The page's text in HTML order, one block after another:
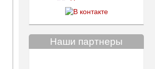
Наши партнеры